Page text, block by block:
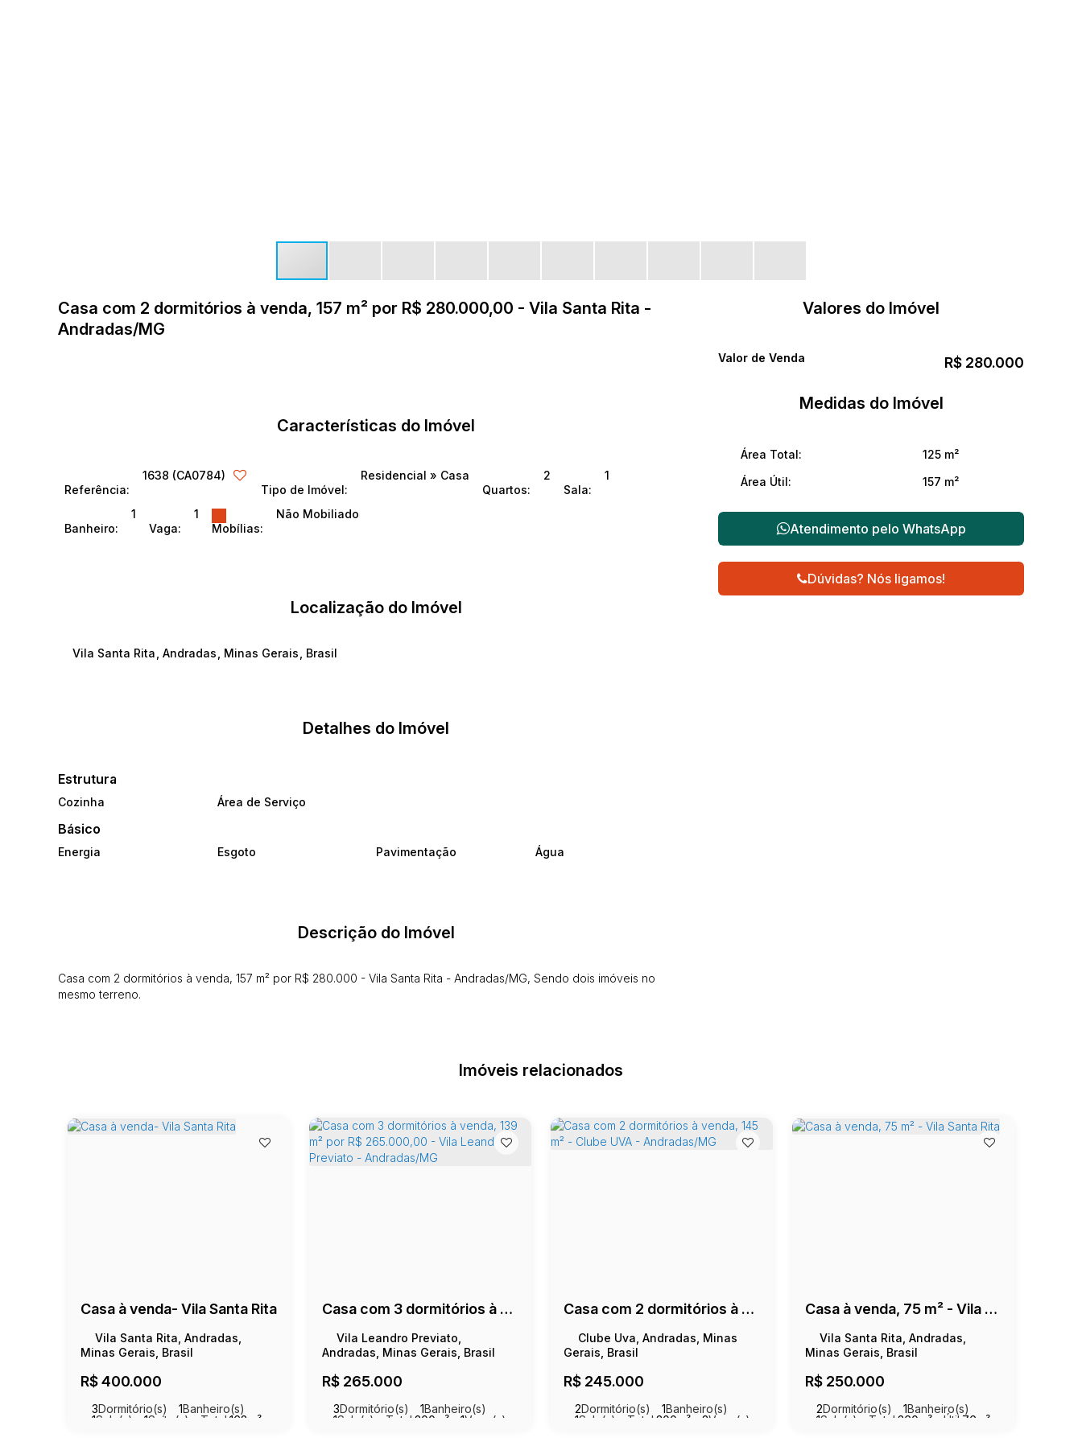
Casa com 2 dormitórios à venda, 157 m² por R$ 280.000,00 - Vila Santa Rita -
Andradas/MG
Características do Imóvel
Referência:
1638 (CA0784)
Tipo de Imóvel:
Residencial » Casa
Quartos:
2
Sala:
1
Banheiro:
1
Vaga:
1
Mobílias:
Não Mobiliado
Localização do Imóvel
Vila Santa Rita Andradas Minas Gerais Brasil
Detalhes do Imóvel
Estrutura
Cozinha Área de Serviço
Básico
Energia Esgoto Pavimentação Água
Descrição do Imóvel
Casa com 2 dormitórios à venda, 157 m² por R$ 280.000 - Vila Santa Rita - Andradas/MG, Sendo dois imóveis no
mesmo terreno.
Valores do Imóvel
R$ 280.000
Valor de Venda
Medidas do Imóvel
Área Total:
125 m²
Área Útil:
157 m²
Atendimento pelo WhatsApp
Dúvidas? Nós ligamos!
Imóveis relacionados
Casa à venda- Vila Santa Rita
R$400.000
Vila Santa Rita, Andradas,
Minas Gerais, Brasil
3Dormitório(s) 1Banheiro(s)
1Sala(s) 1Suíte(s) Total: 168m²
Casa com 3 dormitórios à venda, 139 m² por R$ 265.000,00 - Vila Leandro Previato - Andradas/MG
R$ 265.000
Vila Leandro Previato,
Andradas, Minas Gerais, Brasil
3Dormitório(s) 1Banheiro(s)
1Sala(s) Total: 200m² 1Vaga(s)
Casa com 2 dormitórios à venda, 145 m² - Clube UVA - Andradas/MG
R$ 245.000
Clube Uva, Andradas, Minas
Gerais, Brasil
2Dormitório(s) 1Banheiro(s)
1Sala(s) Total: 300m² 3Vaga(s)
Casa à venda, 75 m² - Vila Santa Rita
R$ 250.000
Vila Santa Rita, Andradas,
Minas Gerais, Brasil
2Dormitório(s) 1Banheiro(s)
1Sala(s) Total: 360m² Útil: 76m²